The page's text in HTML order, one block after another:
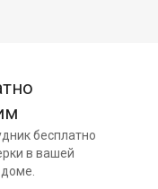
бесплатно
в вашей